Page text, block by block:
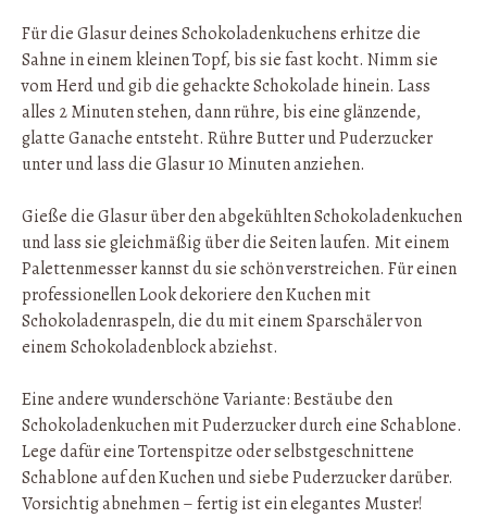
Für die Glasur deines Schokoladenkuchens erhitze die
Sahne in einem kleinen Topf, bis sie fast kocht. Nimm sie
vom Herd und gib die gehackte Schokolade hinein. Lass
alles 2 Minuten stehen, dann rühre, bis eine glänzende,
glatte Ganache entsteht. Rühre Butter und Puderzucker
unter und lass die Glasur 10 Minuten anziehen.
Gieße die Glasur über den abgekühlten Schokoladenkuchen
und lass sie gleichmäßig über die Seiten laufen. Mit einem
Palettenmesser kannst du sie schön verstreichen. Für einen
professionellen Look dekoriere den Kuchen mit
Schokoladenraspeln, die du mit einem Sparschäler von
einem Schokoladenblock abziehst.
Eine andere wunderschöne Variante: Bestäube den
Schokoladenkuchen mit Puderzucker durch eine Schablone.
Lege dafür eine Tortenspitze oder selbstgeschnittene
Schablone auf den Kuchen und siebe Puderzucker darüber.
Vorsichtig abnehmen – fertig ist ein elegantes Muster!